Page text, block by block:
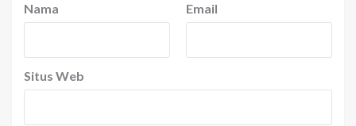
Nama Email
Situs Web